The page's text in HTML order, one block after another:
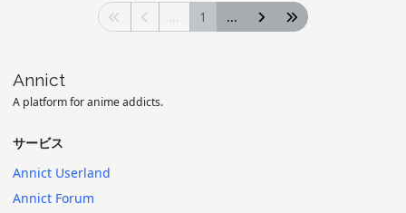
... 1 ...
Annict
A platform for anime addicts.
サービス
Annict Userland
Annict Forum